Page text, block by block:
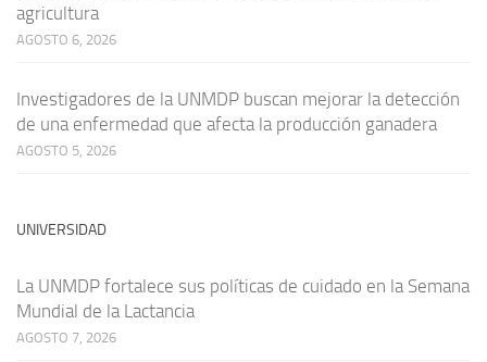
agricultura
AGOSTO 6, 2026
Investigadores de la UNMDP buscan mejorar la detección
de una enfermedad que afecta la producción ganadera
AGOSTO 5, 2026
UNIVERSIDAD
La UNMDP fortalece sus políticas de cuidado en la Semana
Mundial de la Lactancia
AGOSTO 7, 2026